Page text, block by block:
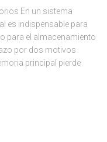
En un sistema
es indispensable para
para el almacenamiento
por dos motivos
principal pierde